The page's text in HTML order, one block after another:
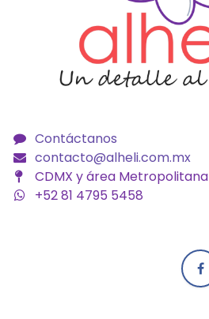
Contáctanos
contacto@alheli.com.mx
CDMX y área Metropolitana
+52 81 4795 5458